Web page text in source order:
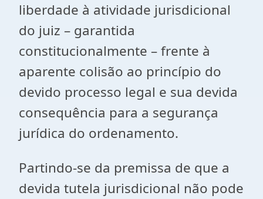
liberdade à atividade jurisdicional
do juiz – garantida
constitucionalmente – frente à
aparente colisão ao princípio do
devido processo legal e sua devida
consequência para a segurança
jurídica do ordenamento.
Partindo-se da premissa de que a
devida tutela jurisdicional não pode